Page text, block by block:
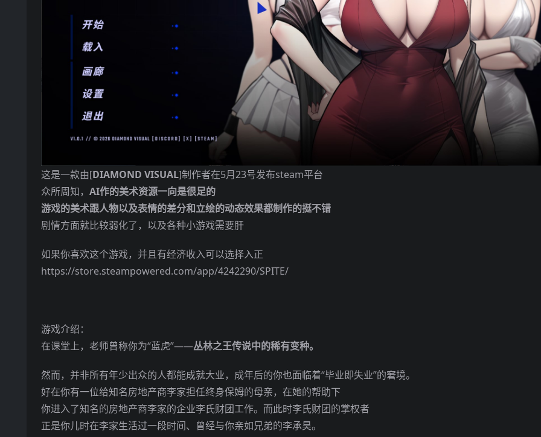
这是一款由[DIAMOND VISUAL]制作者在5月23号发布steam平台
众所周知， AI作的美术资源一向是很足的
游戏的美术跟人物以及表情的差分和立绘的动态效果都制作的挺不错
剧情方面就比较弱化了，以及各种小游戏需要肝
如果你喜欢这个游戏，并且有经济收入可以选择入正
https://store.steampowered.com/app/4242290/SPITE/
游戏介绍：
在课堂上，老师曾称你为“蓝虎”——丛林之王传说中的稀有变种。
然而，并非所有年少出众的人都能成就大业，成年后的你也面临着“毕业即失业”的窘境。
好在你有一位给知名房地产商李家担任终身保姆的母亲，在她的帮助下
你进入了知名的房地产商李家的企业李氏财团工作。而此时李氏财团的掌权者
正是你儿时在李家生活过一段时间、曾经与你亲如兄弟的李承昊。